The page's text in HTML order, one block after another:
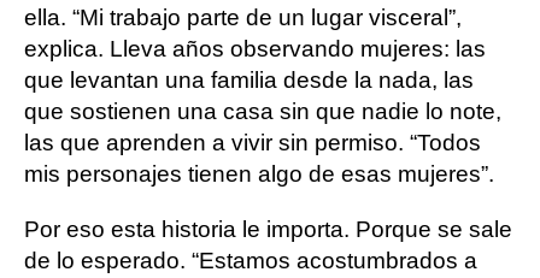
ella. “Mi trabajo parte de un lugar visceral”,
explica. Lleva años observando mujeres: las
que levantan una familia desde la nada, las
que sostienen una casa sin que nadie lo note,
las que aprenden a vivir sin permiso. “Todos
mis personajes tienen algo de esas mujeres”.
Por eso esta historia le importa. Porque se sale
de lo esperado. “Estamos acostumbrados a